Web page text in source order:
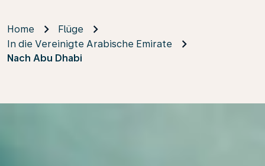
Home
Flüge
In die Vereinigte Arabische Emirate
Nach Abu Dhabi